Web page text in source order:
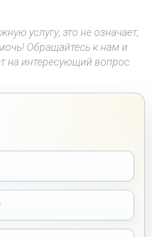
услугу, это не означает,
Обращайтесь к нам и
на интересующий вопрос